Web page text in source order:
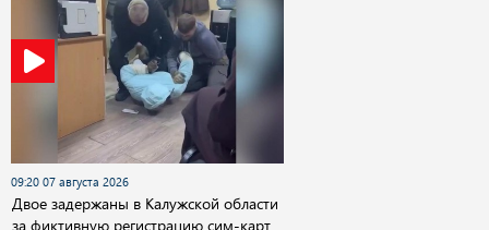
09:20 07 августа 2026
Двое задержаны в Калужской области
за фиктивную регистрацию сим-карт